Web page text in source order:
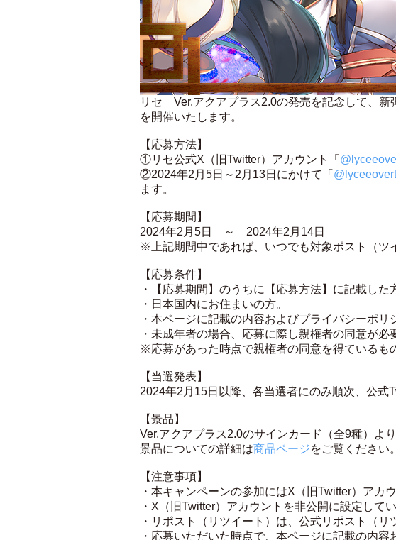
リセ Ver.アクアプラス2.0の発売を記念して、新
を開催いたします。
【応募方法】
①リセ公式X（旧Twitter）アカウント「
②2024年2月5日～2月13日にかけて「
ます。
【応募期間】
2024年2月5日 ～ 2024年2月14日
※上記期間中であれば、いつでも対象ポスト（ツ
【応募条件】
・【応募期間】のうちに【応募方法】に記載した
・日本国内にお住まいの方。
・本ページに記載の内容およびプライバシーポリ
・未成年者の場合、応募に際し親権者の同意が必
※応募があった時点で親権者の同意を得ているも
【当選発表】
2024年2月15日以降、各当選者にのみ順次、公式
【景品】
Ver.アクアプラス2.0のサインカード（全9種）よ
景品についての詳細は商品ページをご覧ください。
【注意事項】
・本キャンペーンの参加にはX（旧Twitter）アカ
・X（旧Twitter）アカウントを非公開に設定して
・リポスト（リツイート）は、公式リポスト（リ
・応募いただいた時点で、本ページに記載の内